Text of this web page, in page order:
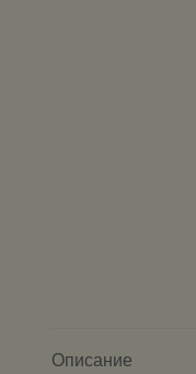
Описание